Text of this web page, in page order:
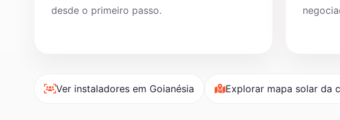
desde o primeiro passo.
Ver instaladores em Goianésia Explorar mapa solar da